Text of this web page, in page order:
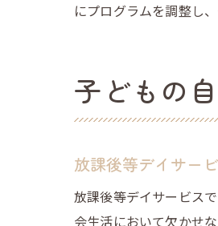
にプログラムを調整し
子どもの
放課後等デイサー
放課後等デイサービス
会生活において欠かせ